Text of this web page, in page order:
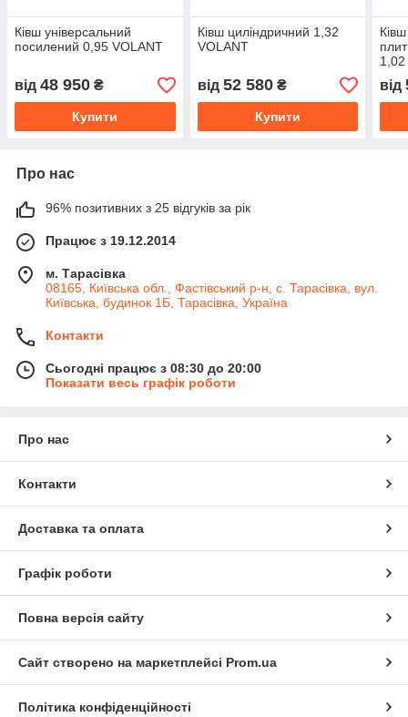
Ківш універсальний
посилений 0,95 VOLANT
від 48 950 ₴
Купити
Ківш циліндричний 1,32
VOLANT
від 52 580₴
Купити
від
Про нас
96% позитивних з 25 відгуків за рік
Працює з 19.12.2014
м. Тарасівка
08165, Київська обл., Фастівський р-н, с. Тарасівка, вул.
Київська, будинок 1Б, Тарасівка, Україна
Контакти
Сьогодні працює з 08:30 до 20:00
Показати весь графік роботи
Про нас
Контакти
Доставка та оплата
Графік роботи
Повна версія сайту
Сайт створено на маркетплейсі Prom.ua
Політика конфіденційності